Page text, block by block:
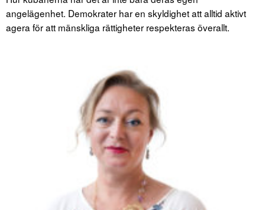
angelägenhet. Demokrater har en skyldighet att alltid aktivt
agera för att mänskliga rättigheter respekteras överallt.